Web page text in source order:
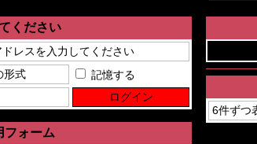
ください
記憶する
ォーム